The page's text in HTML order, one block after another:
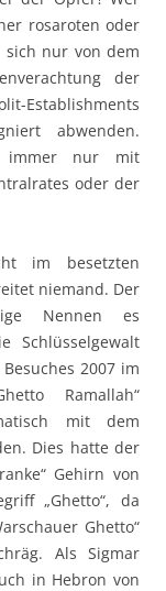
rosaroten oder
sich nur von dem
der
abwenden.
immer nur mit
oder der
im besetzten
niemand. Der
Nennen es
Schlüsselgewalt
2007 im
Ramallah“
mit dem
Dies hatte der
Gehirn von
„Ghetto“, da
Ghetto“
Als Sigmar
in Hebron von